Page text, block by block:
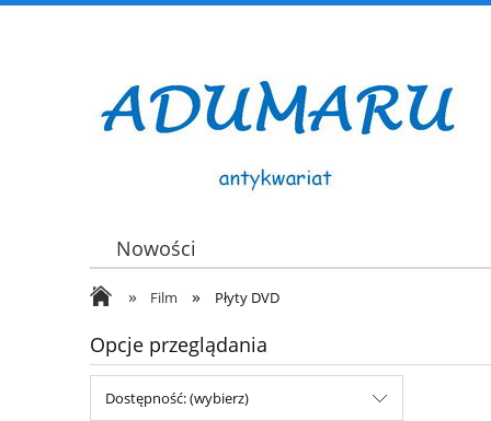
Nowości
» Film » Płyty DVD
Opcje przeglądania
Dostępność: (wybierz)